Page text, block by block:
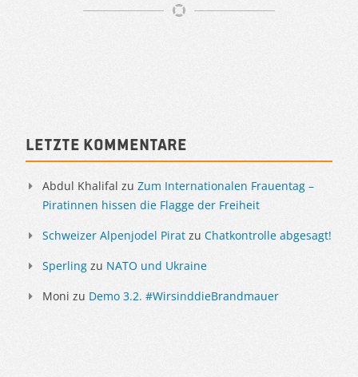
Sidebar
Letzte Kommentare
Abdul Khalifal zu Zum Internationalen Frauentag –
Piratinnen hissen die Flagge der Freiheit
Schweizer Alpenjodel Pirat zu Chatkontrolle abgesagt!
Sperling zu NATO und Ukraine
Moni zu Demo 3.2. #WirsinddieBrandmauer